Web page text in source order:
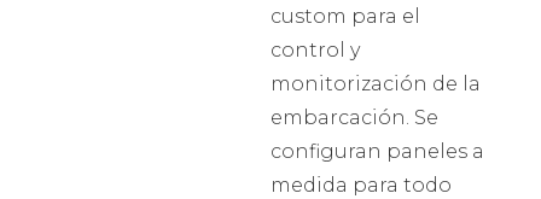
custom para el
control y
monitorización de la
embarcación. Se
configuran paneles a
medida para todo